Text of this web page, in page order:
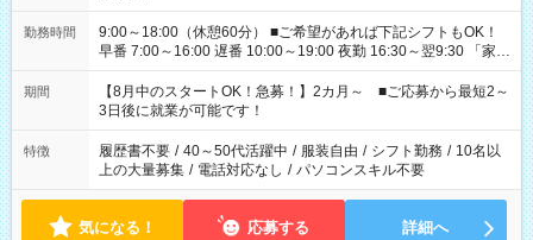
勤務時間
9:00～18:00（休憩60分） ■ご希望があれば下記シフトもOK！
早番 7:00～16:00 遅番 10:00～19:00 夜勤 16:30～翌9:30 「家族
と休みを合わせたい」 「余裕を持って夕飯の準備がしたい」
「できれば残業はしたくない」 など、ご希望を教えてください
ね。 ※Wワーク希望の方へ 今ご覧のお仕事で希望する勤務時間
と、もう1つのお仕事の勤務時間。 合計で週40時間を超える場
合は応募できません。
期間
【8月中のスタートOK！急募！】2カ月～ ■ご応募から最短2～
3日後に就業が可能です！
特徴 履歴書不要 / 40～50代活躍中 / 服装自由 / シフト勤務 / 10名以
上の大量募集 / 電話対応なし / パソコンスキル不要
気になる！ 応募する 詳細へ